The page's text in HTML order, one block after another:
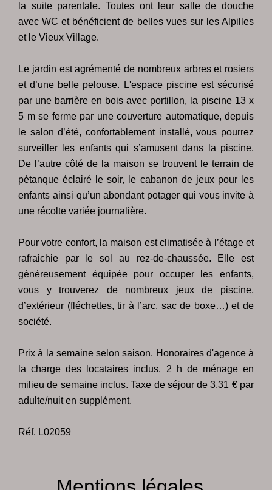
la suite parentale. Toutes ont leur salle de douche
avec WC et bénéficient de belles vues sur les Alpilles
et le Vieux Village.
Le jardin est agrémenté de nombreux arbres et rosiers
et d’une belle pelouse. L'espace piscine est sécurisé
par une barrière en bois avec portillon, la piscine 13 x
5 m se ferme par une couverture automatique, depuis
le salon d’été, confortablement installé, vous pourrez
surveiller les enfants qui s’amusent dans la piscine.
De l’autre côté de la maison se trouvent le terrain de
pétanque éclairé le soir, le cabanon de jeux pour les
enfants ainsi qu’un abondant potager qui vous invite à
une récolte variée journalière.
Pour votre confort, la maison est climatisée à l’étage et
rafraichie par le sol au rez-de-chaussée. Elle est
généreusement équipée pour occuper les enfants,
vous y trouverez de nombreux jeux de piscine,
d’extérieur (fléchettes, tir à l’arc, sac de boxe…) et de
société.
Prix à la semaine selon saison. Honoraires d'agence à
la charge des locataires inclus. 2 h de ménage en
milieu de semaine inclus. Taxe de séjour de 3,31 € par
adulte/nuit en supplément.
Réf. L02059